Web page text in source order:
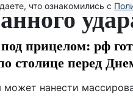
что ознакомились с
прицелом: рф
столице перед
может нанести